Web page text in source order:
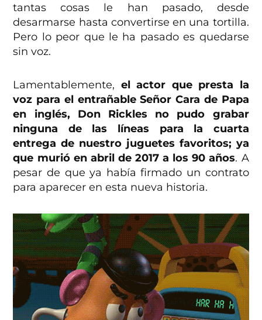
tantas cosas le han pasado, desde
desarmarse hasta convertirse en una tortilla.
Pero lo peor que le ha pasado es quedarse
sin voz.
Lamentablemente, el actor que presta la
voz para el entrañable Señor Cara de Papa
en inglés, Don Rickles no pudo grabar
ninguna de las líneas para la cuarta
entrega de nuestro juguetes favoritos; ya
que murió en abril de 2017 a los 90 años. A
pesar de que ya había firmado un contrato
para aparecer en esta nueva historia.